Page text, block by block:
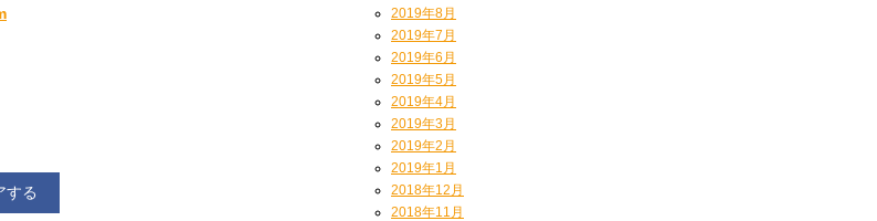
する
2019年8月
2019年7月
2019年6月
2019年5月
2019年4月
2019年3月
2019年2月
2019年1月
2018年12月
2018年11月